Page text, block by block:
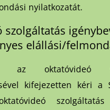
nyilatkozatát.
szolgáltatás
elállási/
az oktatóvideó
kifejezetten kéri a
szolgáltatás